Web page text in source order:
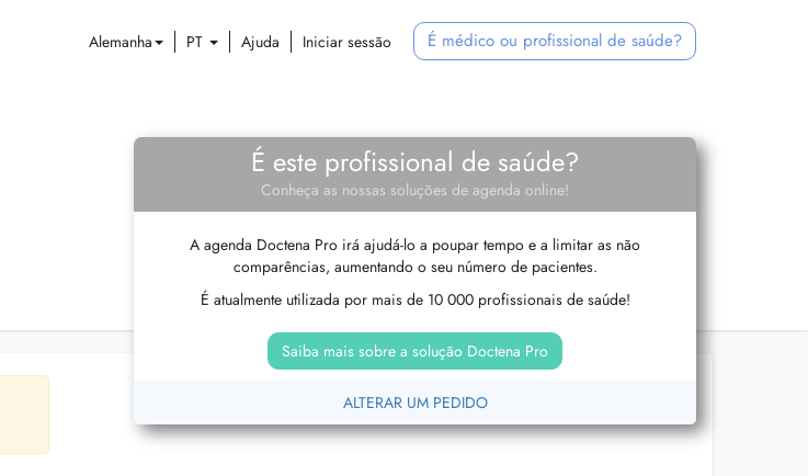
Alemanha PT Ajuda Iniciar sessão É médico ou profissional de saúde?
É este profissional de saúde?
Conheça as nossas soluções de agenda online!
A agenda Doctena Pro irá ajudá-lo a poupar tempo e a limitar as não
comparências, aumentando o seu número de pacientes.
É atualmente utilizada por mais de 10 000 profissionais de saúde!
Saiba mais sobre a solução Doctena Pro
ALTERAR UM PEDIDO